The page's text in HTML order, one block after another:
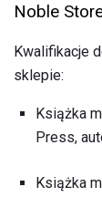
Noble
Kwalifikacje
sklepie:
Książka
Press,
Książka